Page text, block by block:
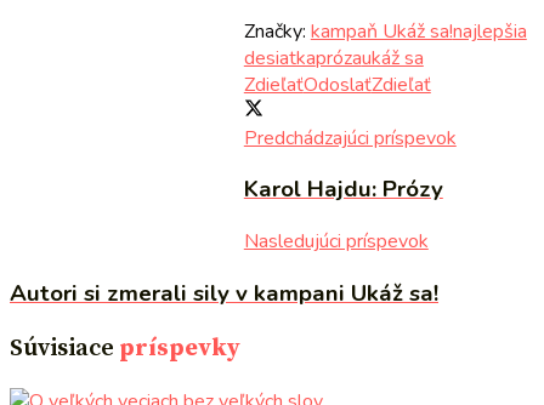
Značky: kampaň Ukáž sa!najlepšia
desiatkaprózaukáž sa
ZdieľaťOdoslaťZdieľať
Predchádzajúci príspevok
Karol Hajdu: Prózy
Nasledujúci príspevok
Autori si zmerali sily v kampani Ukáž sa!
Súvisiace príspevky